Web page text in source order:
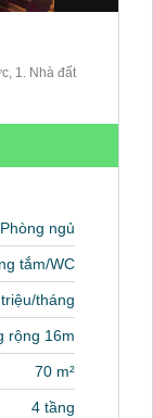
1. Nhà đất
ngủ
tắm/WC
tháng
rộng 16m
70 m²
4 tầng